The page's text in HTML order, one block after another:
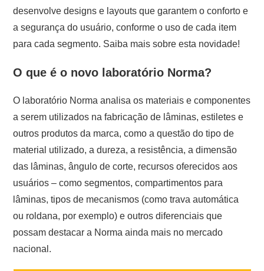
desenvolve designs e layouts que garantem o conforto e
a segurança do usuário, conforme o uso de cada item
para cada segmento. Saiba mais sobre esta novidade!
O que é o novo laboratório Norma?
O laboratório Norma analisa os materiais e componentes
a serem utilizados na fabricação de lâminas, estiletes e
outros produtos da marca, como a questão do tipo de
material utilizado, a dureza, a resistência, a dimensão
das lâminas, ângulo de corte, recursos oferecidos aos
usuários – como segmentos, compartimentos para
lâminas, tipos de mecanismos (como trava automática
ou roldana, por exemplo) e outros diferenciais que
possam destacar a Norma ainda mais no mercado
nacional.